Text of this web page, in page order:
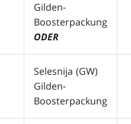
Gilden-
Boosterpackung
ODER
Selesnija (GW)
Gilden-
Boosterpackung